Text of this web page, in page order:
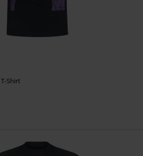
T-Shirt